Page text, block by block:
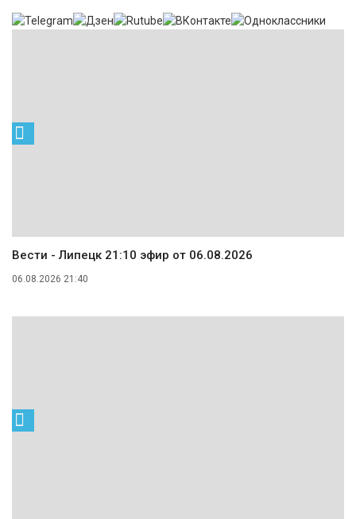
Вести - Липецк 21:10 эфир от 06.08.2026
06.08.2026 21:40